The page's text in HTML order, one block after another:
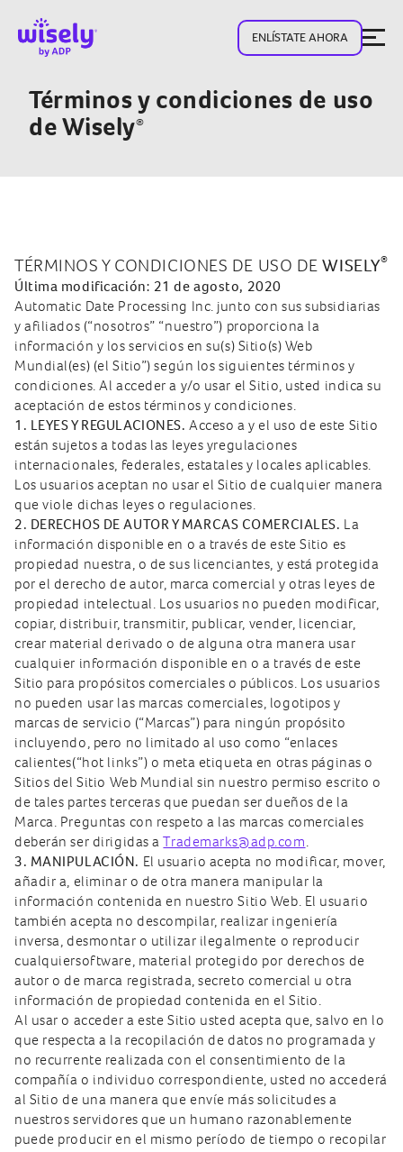
ENLÍSTATE AHORA
Términos y condiciones de uso
de Wisely®
TÉRMINOS Y CONDICIONES DE USO DEWISELY®
Última modificación: 21 de agosto, 2020
Automatic Date Processing Inc. junto con sus subsidiarias
y afiliados (“nosotros” “nuestro”) proporciona la
información y los servicios en su(s) Sitio(s) Web
Mundial(es) (el Sitio”) según los siguientes términos y
condiciones. Al acceder a y/o usar el Sitio, usted indica su
aceptación de estos términos y condiciones.
1. LEYES Y REGULACIONES. Acceso a y el uso de este Sitio
están sujetos a todas las leyes yregulaciones
internacionales, federales, estatales y locales aplicables.
Los usuarios aceptan no usar el Sitio de cualquier manera
que viole dichas leyes o regulaciones.
2. DERECHOS DE AUTOR Y MARCAS COMERCIALES. La
información disponible en o a través de este Sitio es
propiedad nuestra, o de sus licenciantes, y está protegida
por el derecho de autor, marca comercial y otras leyes de
propiedad intelectual. Los usuarios no pueden modificar,
copiar, distribuir, transmitir, publicar, vender, licenciar,
crear material derivado o de alguna otra manera usar
cualquier información disponible en o a través de este
Sitio para propósitos comerciales o públicos. Los usuarios
no pueden usar las marcas comerciales, logotipos y
marcas de servicio (“Marcas”) para ningún propósito
incluyendo, pero no limitado al uso como “enlaces
calientes(“hot links”) o meta etiqueta en otras páginas o
Sitios del Sitio Web Mundial sin nuestro permiso escrito o
de tales partes terceras que puedan ser dueños de la
Marca. Preguntas con respeto a las marcas comerciales
deberán ser dirigidas aTrademarks@adp.com.
3. MANIPULACIÓN. El usuario acepta no modificar, mover,
añadir a, eliminar o de otra manera manipular la
información contenida en nuestro Sitio Web. El usuario
también acepta no descompilar, realizar ingeniería
inversa, desmontar o utilizar ilegalmente o reproducir
cualquiersoftware, material protegido por derechos de
autor o de marca registrada, secreto comercial u otra
información de propiedad contenida en el Sitio.
Al usar o acceder a este Sitio usted acepta que, salvo en lo
que respecta a la recopilación de datos no programada y
no recurrente realizada con el consentimiento de la
compañía o individuo correspondiente, usted no accederá
al Sitio de una manera que envíe más solicitudes a
nuestros servidores que un humano razonablemente
puede producir en el mismo período de tiempo o recopilar